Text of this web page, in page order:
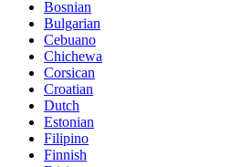
Bosnian
Bulgarian
Cebuano
Chichewa
Corsican
Croatian
Dutch
Estonian
Filipino
Finnish